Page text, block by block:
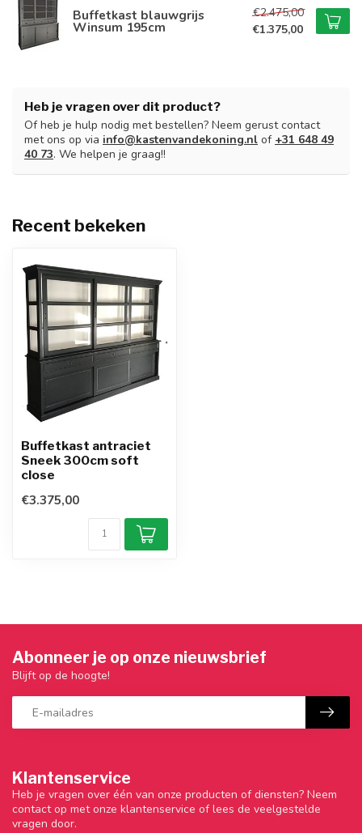
Buffetkast blauwgrijs
Winsum 195cm
€2.475,00
€1.375,00
Heb je vragen over dit product?
Of heb je hulp nodig met bestellen? Neem gerust contact
met ons op via info@kastenvandekoning.nl of +31 648 49
40 73. We helpen je graag!!
Recent bekeken
Buffetkast antraciet
Sneek 300cm soft
close
€3.375,00
Klantenservice
Heb je vragen over één van onze producten of diensten? Neem
contact op met onze klantenservice of lees de veelgestelde
vragen door.
Abonneer je op onze nieuwsbrief
Blijft op de hoogte!